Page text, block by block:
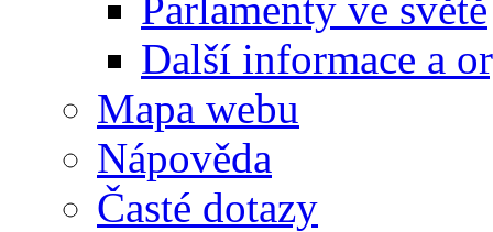
Další informace a
Mapa webu
Nápověda
Časté dotazy